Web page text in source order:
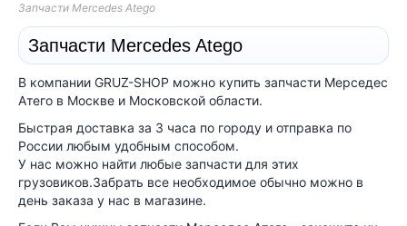
Запчасти Mercedes Atego
Запчасти Mercedes Atego
В компании GRUZ-SHOP можно купить запчасти Мерседес
Атего в Москве и Московской области.
Быстрая доставка за 3 часа по городу и отправка по
России любым удобным способом.
У нас можно найти любые запчасти для этих
грузовиков.Забрать все необходимое обычно можно в
день заказа у нас в магазине.